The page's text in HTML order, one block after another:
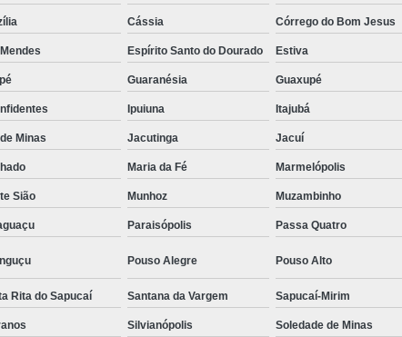
Camisa Social Masculina
Camisa Social Masculina Preta
Camisa Social Preta Masculina
Camisa Masculina Social Preço
Camisa Social Estampada Masculina Preço
Camisa Social Masculina Estampada Preço
Camisa Social Masculina Manga Longa
Camisa Social Masculina Preta Preço
Camisa Social Preta Masculina
Fábrica Camisa Masculina
Cássia Córrego do Bom Jesus
Espírito Santo do Dourado Estiva
Guaranésia Guaxupé
Ipuiuna Itajubá
Minas Jacutinga Jacuí
Maria da Fé Marmelópolis
Sião Munhoz Muzambinho
Paraisópolis Passa Quatro
Pouso Alegre Pouso Alto
Rita do Sapucaí Santana da Vargem Sapucaí-Mirim
Silvianópolis Soledade de Minas